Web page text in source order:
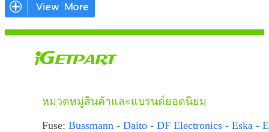
หมวดหมู่สินค้าและแบรนด์ยอดนิยม
Fuse: Bussmann - Daito - DF Electronics - Eska -